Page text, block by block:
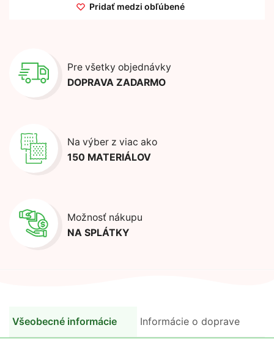
Pridať medzi obľúbené
Pre všetky objednávky
DOPRAVA ZADARMO
Na výber z viac ako
150 MATERIÁLOV
Možnosť nákupu
NA SPLÁTKY
Všeobecné informácie Informácie o doprave